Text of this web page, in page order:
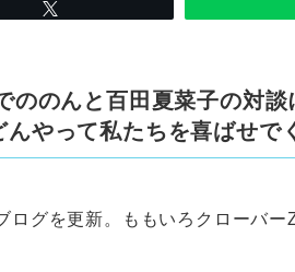
のんと百田夏菜子の対談
やって私たちを喜ばせで
グを更新。ももいろクローバー